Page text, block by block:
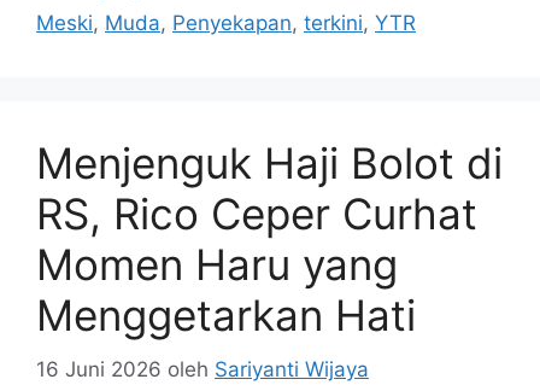
Meski, Muda, Penyekapan, terkini, YTR
Menjenguk Haji Bolot di
RS, Rico Ceper Curhat
Momen Haru yang
Menggetarkan Hati
16 Juni 2026 oleh Sariyanti Wijaya